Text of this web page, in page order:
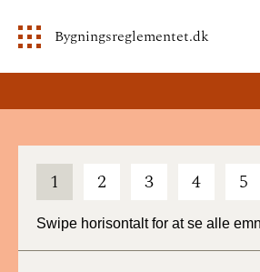
Bygningsreglementet.dk
1 2 3 4 5
Swipe horisontalt for at se alle